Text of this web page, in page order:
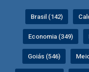
Brasil (142)
Economia (349)
Goiás (546)